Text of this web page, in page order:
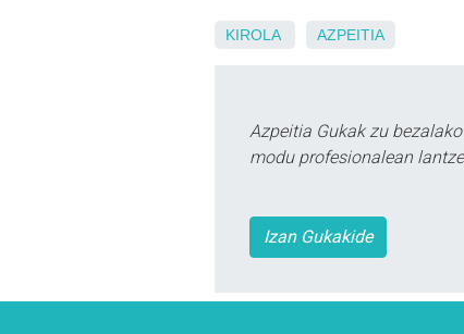
KIROLA AZPEITIA
Azpeitia Gukak zu
modu profesionalean
Izan Gukakide